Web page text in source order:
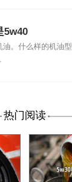
5w40
油。什么样的机油型
热门阅读